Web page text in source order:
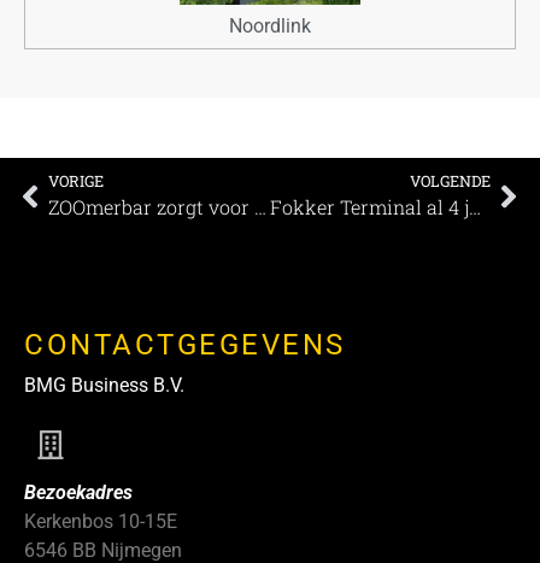
Noordlink
VORIGE
ZOOmerbar zorgt voor extra zomerse vibes in ZOO Antwerpen
VOLGENDE
Fokker Terminal al 4 jaar CO2 neutraal
CONTACTGEGEVENS
BMG Business B.V.
Bezoekadres
Kerkenbos 10-15E
6546 BB Nijmegen